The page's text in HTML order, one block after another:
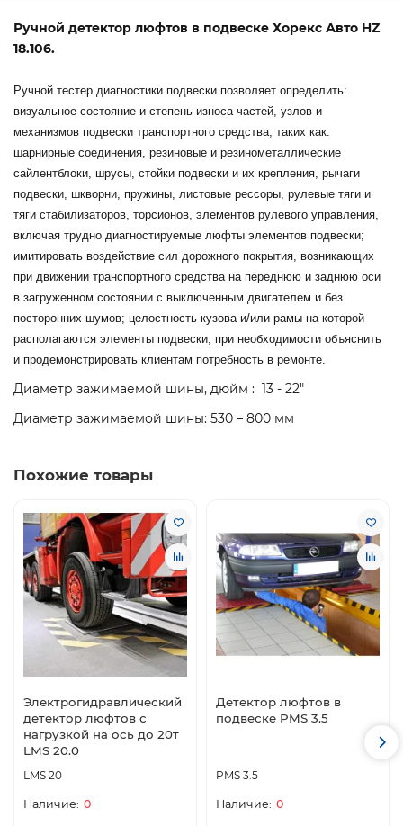
Ручной детектор люфтов в подвеске Хорекс Авто HZ
18.106.
Ручной тестер диагностики подвески позволяет определить:
визуальное состояние и степень износа частей, узлов и
механизмов подвески транспортного средства, таких как:
шарнирные соединения, резиновые и резинометаллические
сайлентблоки, шрусы, стойки подвески и их крепления, рычаги
подвески, шкворни, пружины, листовые рессоры, рулевые тяги и
тяги стабилизаторов, торсионов, элементов рулевого управления,
включая трудно диагностируемые люфты элементов подвески;
имитировать воздействие сил дорожного покрытия, возникающих
при движении транспортного средства на переднюю и заднюю оси
в загруженном состоянии с выключенным двигателем и без
посторонних шумов; целостность кузова и/или рамы на которой
располагаются элементы подвески; при необходимости объяснить
и продемонстрировать клиентам потребность в ремонте.
Диаметр зажимаемой шины, дюйм : 13 - 22"
Диаметр зажимаемой шины: 530 – 800 мм
Похожие товары
Электрогидравлический
детектор люфтов с
нагрузкой на ось до 20т
LMS 20.0
LMS 20
0
Детектор люфтов в
подвеске PMS 3.5
PMS 3.5
0